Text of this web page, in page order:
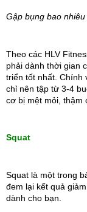
Gập bụng bao
Theo các HLV
phải dành thời gian
triển tốt nhất. Chính
chỉ nên tập từ 3-4
cơ bị mệt mỏi, thậm
Squat
Squat là một trong
đem lại kết quả
dành cho bạn.